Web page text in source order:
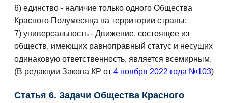
6) единство - наличие только одного Общества
Красного Полумесяца на территории страны;
7) универсальность - Движение, состоящее из
обществ, имеющих равноправный статус и несущих
одинаковую ответственность, является всемирным.
(В редакции Закона КР от 4 ноября 2022 года №103)
Статья 6. Задачи Общества Красного